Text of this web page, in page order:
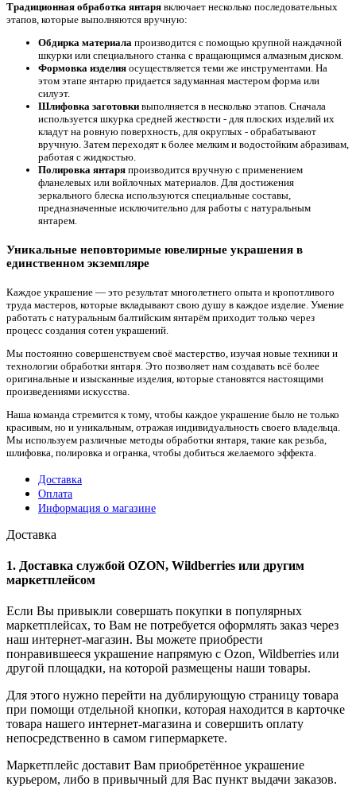
Традиционная обработка янтаря включает несколько последовательных
этапов, которые выполняются вручную:
Обдирка материала производится с помощью крупной наждачной
шкурки или специального станка с вращающимся алмазным диском.
Формовка изделия осуществляется теми же инструментами. На
этом этапе янтарю придается задуманная мастером форма или
силуэт.
Шлифовка заготовки выполняется в несколько этапов. Сначала
используется шкурка средней жесткости - для плоских изделий их
кладут на ровную поверхность, для округлых - обрабатывают
вручную. Затем переходят к более мелким и водостойким абразивам,
работая с жидкостью.
Полировка янтаря производится вручную с применением
фланелевых или войлочных материалов. Для достижения
зеркального блеска используются специальные составы,
предназначенные исключительно для работы с натуральным
янтарем.
Уникальные неповторимые ювелирные украшения в
единственном экземпляре
Каждое украшение — это результат многолетнего опыта и кропотливого
труда мастеров, которые вкладывают свою душу в каждое изделие. Умение
работать с натуральным балтийским янтарём приходит только через
процесс создания сотен украшений.
Мы постоянно совершенствуем своё мастерство, изучая новые техники и
технологии обработки янтаря. Это позволяет нам создавать всё более
оригинальные и изысканные изделия, которые становятся настоящими
произведениями искусства.
Наша команда стремится к тому, чтобы каждое украшение было не только
красивым, но и уникальным, отражая индивидуальность своего владельца.
Мы используем различные методы обработки янтаря, такие как резьба,
шлифовка, полировка и огранка, чтобы добиться желаемого эффекта.
Доставка
Оплата
Информация о магазине
Доставка
1. Доставка службой OZON, Wildberries или другим
маркетплейсом
Если Вы привыкли совершать покупки в популярных
маркетплейсах, то Вам не потребуется оформлять заказ через
наш интернет-магазин. Вы можете приобрести
понравившееся украшение напрямую с Ozon, Wildberries или
другой площадки, на которой размещены наши товары.
Для этого нужно перейти на дублирующую страницу товара
при помощи отдельной кнопки, которая находится в карточке
товара нашего интернет-магазина и совершить оплату
непосредственно в самом гипермаркете.
Маркетплейс доставит Вам приобретённое украшение
курьером, либо в привычный для Вас пункт выдачи заказов.